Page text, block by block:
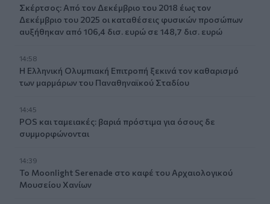
Σκέρτσος: Από τον Δεκέμβριο του 2018 έως τον
Δεκέμβριο του 2025 οι καταθέσεις φυσικών προσώπων
αυξήθηκαν από 106,4 δισ. ευρώ σε 148,7 δισ. ευρώ
14:58
Η Ελληνική Ολυμπιακή Επιτροπή ξεκινά τον καθαρισμό
των μαρμάρων του Παναθηναϊκού Σταδίου
14:45
POS και ταμειακές: βαριά πρόστιμα για όσους δε
συμμορφώνονται
14:39
To Moonlight Serenade στο καφέ του Αρχαιολογικού
Μουσείου Χανίων